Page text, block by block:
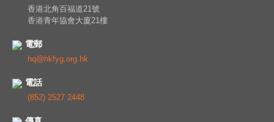
香港北角百福道21號
香港青年協會大廈21樓
電郵
hq@hkfyg.org.hk
電話
(852) 2527 2448